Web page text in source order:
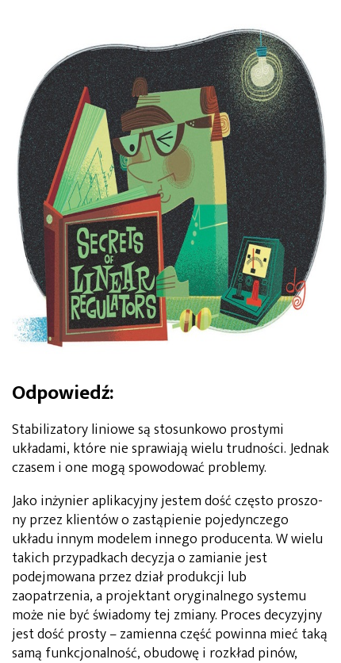
Odpowiedź:
Stabilizatory liniowe są stosunkowo prostymi
układa­mi, które nie sprawiają wielu trudności. Jednak
cza­sem i one mogą spowodować problemy.
Jako inżynier aplikacyjny jestem dość często proszo­
ny przez klientów o zastąpienie pojedynczego
układu innym modelem innego producenta. W wielu
takich przypadkach decyzja o zamianie jest
podejmowana przez dział produkcji lub
zaopatrzenia, a projektant oryginalnego systemu
może nie być świadomy tej zmiany. Proces decy­zyjny
jest dość prosty – zamienna część powinna mieć taką
samą funkcjonalność, obudowę i rozkład pinów,